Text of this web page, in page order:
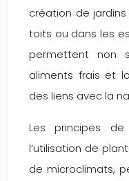
création de
toits ou dans les
permettent non
aliments frais et
des liens avec la
Les principes
l’utilisation de
de microclimats,